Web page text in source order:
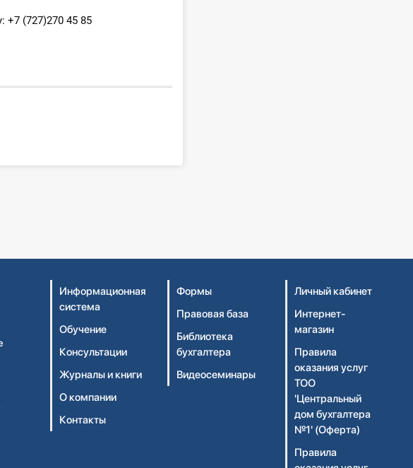
(727)270 45 85
Информационная
система
Обучение
Консультации
Журналы и книги
О компании
Контакты
Формы
Правовая база
Библиотека
бухгалтера
Видеосеминары
Личный кабинет
Интернет-
магазин
Правила
оказания услуг
ТОО
'Центральный
дом бухгалтера
№1' (Оферта)
Правила